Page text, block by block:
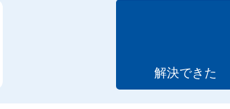
解決できた